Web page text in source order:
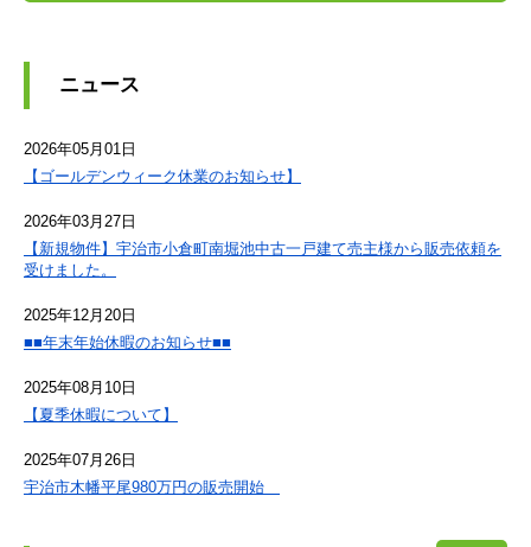
ニュース
2026年05月01日
【ゴールデンウィーク休業のお知らせ】
2026年03月27日
【新規物件】宇治市小倉町南堀池中古一戸建て売主様から販売依頼を
受けました。
2025年12月20日
■■年末年始休暇のお知らせ■■
2025年08月10日
【夏季休暇について】
2025年07月26日
宇治市木幡平尾980万円の販売開始